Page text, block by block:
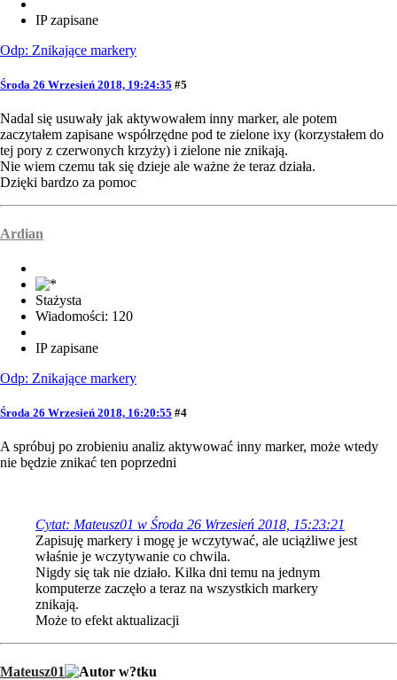
IP zapisane
Odp: Znikające markery
Środa 26 Wrzesień 2018, 19:24:35 #5
Nadal się usuwały jak aktywowałem inny marker, ale potem
zaczytałem zapisane współrzędne pod te zielone ixy (korzystałem do
tej pory z czerwonych krzyży) i zielone nie znikają.
Nie wiem czemu tak się dzieje ale ważne że teraz działa.
Dzięki bardzo za pomoc
Ardian
Stażysta
Wiadomości: 120
IP zapisane
Odp: Znikające markery
Środa 26 Wrzesień 2018, 16:20:55 #4
A spróbuj po zrobieniu analiz aktywować inny marker, może wtedy
nie będzie znikać ten poprzedni
Cytat: Mateusz01 w Środa 26 Wrzesień 2018, 15:23:21
Zapisuję markery i mogę je wczytywać, ale uciążliwe jest
właśnie je wczytywanie co chwila.
Nigdy się tak nie działo. Kilka dni temu na jednym
komputerze zaczęło a teraz na wszystkich markery
znikają.
Może to efekt aktualizacji
Mateusz01